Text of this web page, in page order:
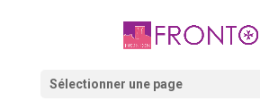
Sélectionner une page